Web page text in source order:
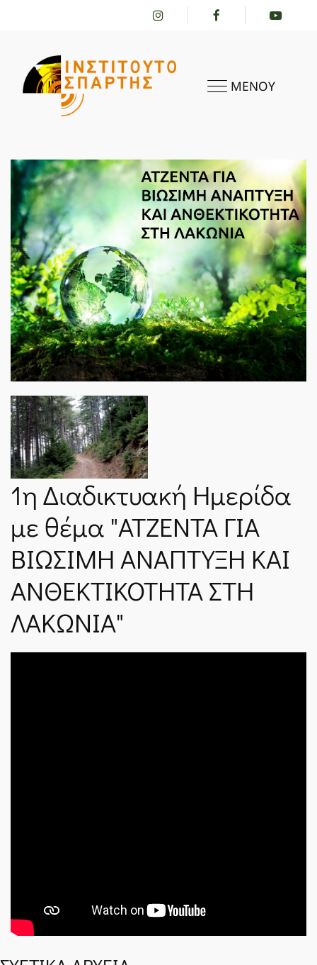
ΜΕΝΟΥ
ΑΡΧΙΚΗ
ΤΟ ΙΝΣΤΙΤΟΎΤΟ
ΔΡΑΣΤΗΡΙΌΤΗΤΕΣ
ΝΈΑ
SPARTANET
E-JOURNAL
1η Διαδικτυακή Ημερίδα
με θέμα "ΑΤΖΕΝΤΑ ΓΙΑ
ΒΙΩΣΙΜΗ ΑΝΑΠΤΥΞΗ ΚΑΙ
ΑΝΘΕΚΤΙΚΟΤΗΤΑ ΣΤΗ
ΛΑΚΩΝΙΑ"